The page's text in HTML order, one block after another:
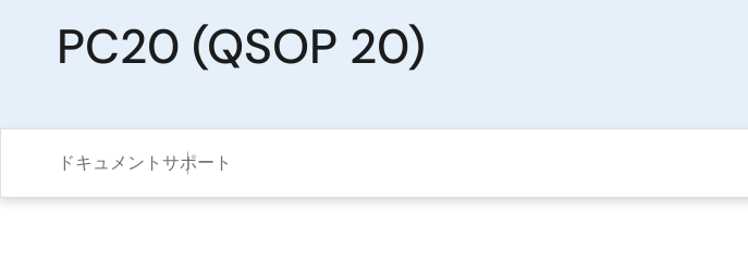
パ
ン
く
ず
PC20 (QSOP 20)
ドキュメントサポート